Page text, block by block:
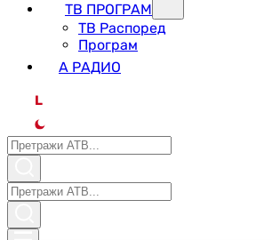
ТВ ПРОГРАМ
ТВ Распоред
Програм
А РАДИО
L